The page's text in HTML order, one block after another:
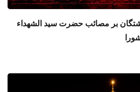
بر مصائب حضرت سید الشهداء